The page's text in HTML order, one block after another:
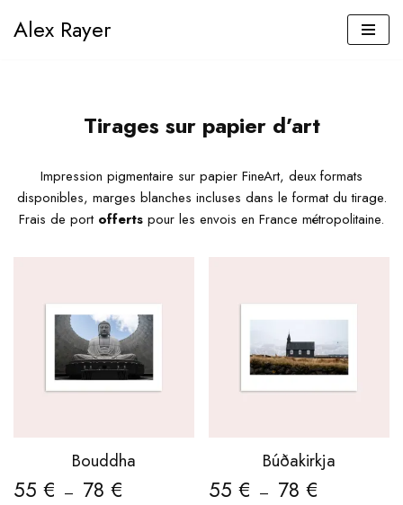
Alex Rayer
Tirages sur papier d’art
Impression pigmentaire sur papier FineArt, deux formats
disponibles, marges blanches incluses dans le format du tirage.
Frais de port offerts pour les envois en France métropolitaine.
Bouddha
55 € – 78 €
Búðakirkja
55€ – 78€